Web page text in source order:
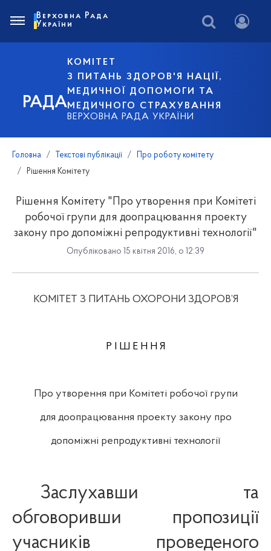
РАДА
КОМІТЕТ
З ПИТАНЬ ЗДОРОВ'Я НАЦІЇ,
МЕДИЧНОЇ ДОПОМОГИ ТА
МЕДИЧНОГО СТРАХУВАННЯ
ВЕРХОВНА РАДА УКРАЇНИ
Верховна Рада
України
Головна Текстові публікації
Про роботу комітету
Рішення Комітету
Рішення Комітету "Про утворення при Комітеті
робочої групи для доопрацювання проекту
закону про допоміжні репродуктивні технології"
Опубліковано 15 квітня 2016, о 12:39
КОМІТЕТ З ПИТАНЬ ОХОРОНИ ЗДОРОВ’Я
Р І Ш Е Н Н Я
Про утворення при Комітеті робочої групи
для доопрацювання проекту закону про
допоміжні репродуктивні технології
Заслухавши та
обговоривши пропозиції
учасників проведеного